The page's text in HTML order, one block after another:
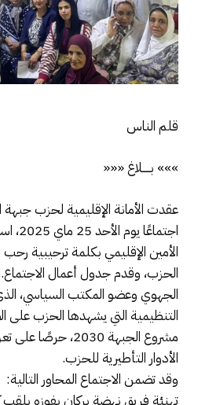
قلم الناس
»»» بـــــلاغ «««
عقدت الأمانة الإقليمية لحزب
الأمين الإقليمي بكلمة ترحيبية
الحزب، وقدم جدول أعمال الاجتماع.
الجهوي وعضو المكتب السياسي،
التنظيمية التي يشهدها الحزب على
مشروع الجبهة 2030،
الأدوار التأطيرية للحزب.
وقد تضمن الاجتماع المحاور التالية:
تهنئة فريق نهضة بركان بفوزه بلقب